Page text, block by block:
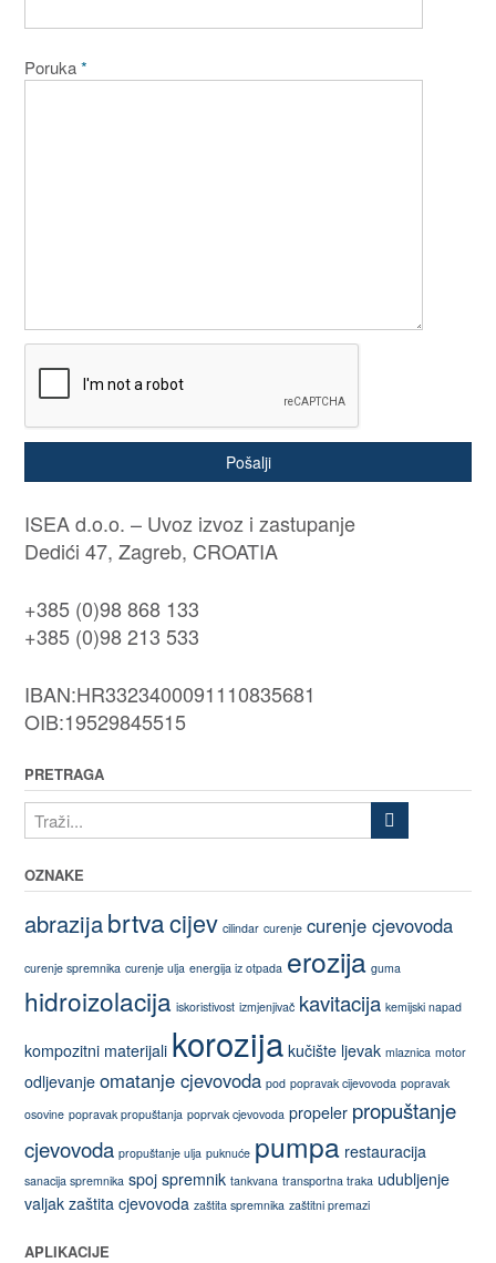
Poruka*
Pošalji
ISEA d.o.o. – Uvoz izvoz i zastupanje
Dedići 47, Zagreb, CROATIA
+385 (0)98 868 133
+385 (0)98 213 533
IBAN:HR3323400091110835681
OIB:19529845515
PRETRAGA
OZNAKE
abrazijabrtvacijev cilindar curenje curenje cjevovoda
curenje spremnika curenje ulja energija iz otpada erozija guma
hidroizolacija iskoristivost izmjenjivač kavitacija kemijski napad
kompozitni materijali korozija kučište ljevak mlaznica motor
odljevanje omatanje cjevovoda pod popravak cijevovoda popravak
osovine popravak propuštanja poprvak cjevovoda propeler propuštanje
cjevovoda propuštanje ulja puknuće pumpa restauracija
sanacija spremnika spoj spremnik tankvana transportna traka udubljenje
valjak zaštita cjevovoda zaštita spremnika zaštitni premazi
APLIKACIJE